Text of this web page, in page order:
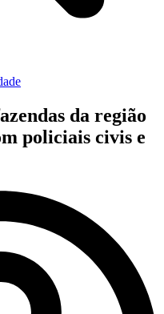
da região
policiais civis e